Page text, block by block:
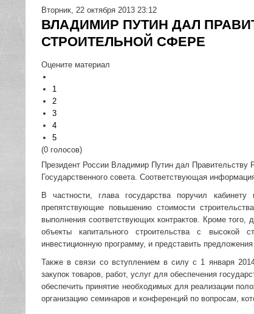
Вторник, 22 октября 2013 23:12
ВЛАДИМИР ПУТИН ДАЛ
СТРОИТЕЛЬНОЙ СФЕРЕ
Оцените материал
1
2
3
4
5
(0 голосов)
Президент России Владимир Путин дал Правительству
Государственного совета. Соответствующая
В частности, глава государства поручил
препятствующие повышению стоимости
выполнения соответствующих контрактов. Кроме
объекты капитального строительства с высокой
инвестиционную программу, и представить
Также в связи со вступлением в силу с 1 января
закупок товаров, работ, услуг для обеспечения
обеспечить принятие необходимых для реализации
организацию семинаров и конференций по вопросам,